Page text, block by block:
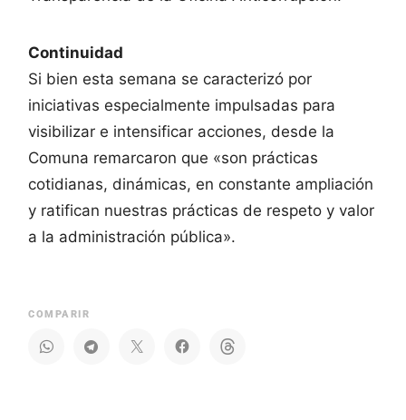
Continuidad
Si bien esta semana se caracterizó por
iniciativas especialmente impulsadas para
visibilizar e intensificar acciones, desde la
Comuna remarcaron que «son prácticas
cotidianas, dinámicas, en constante ampliación
y ratifican nuestras prácticas de respeto y valor
a la administración pública».
COMPARIR